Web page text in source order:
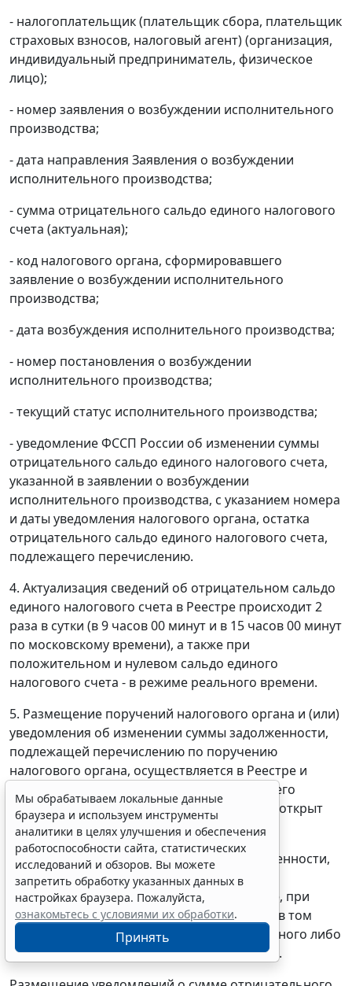
- налогоплательщик (плательщик сбора, плательщик
страховых взносов, налоговый агент) (организация,
индивидуальный предприниматель, физическое
лицо);
- номер заявления о возбуждении исполнительного
производства;
- дата направления Заявления о возбуждении
исполнительного производства;
- сумма отрицательного сальдо единого налогового
счета (актуальная);
- код налогового органа, сформировавшего
заявление о возбуждении исполнительного
производства;
- дата возбуждения исполнительного производства;
- номер постановления о возбуждении
исполнительного производства;
- текущий статус исполнительного производства;
- уведомление ФССП России об изменении суммы
отрицательного сальдо единого налогового счета,
указанной в заявлении о возбуждении
исполнительного производства, с указанием номера
и даты уведомления налогового органа, остатка
отрицательного сальдо единого налогового счета,
подлежащего перечислению.
4. Актуализация сведений об отрицательном сальдо
единого налогового счета в Реестре происходит 2
раза в сутки (в 9 часов 00 минут и в 15 часов 00 минут
по московскому времени), а также при
положительном и нулевом сальдо единого
налогового счета - в режиме реального времени.
5. Размещение поручений налогового органа и (или)
уведомления об изменении суммы задолженности,
подлежащей перечислению по поручению
налогового органа, осуществляется в Реестре и
признается направлением соответствующего
поручения/уведомления в банк, в котором открыт
такой счет.
Уведомление об изменении суммы задолженности,
подлежащей перечислению по поручению
налогового органа, размещается в Реестре, при
каждом изменении суммы задолженности, в том
числе в случае формирования положительного либо
нулевого сальдо единого налогового счета.
Мы обрабатываем локальные данные
браузера и используем инструменты
аналитики в целях улучшения и обеспечения
работоспособности сайта, статистических
исследований и обзоров. Вы можете
запретить обработку указанных данных в
настройках браузера. Пожалуйста,
ознакомьтесь с условиями их обработки.
Принять